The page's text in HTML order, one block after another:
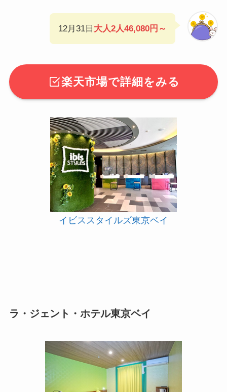
12月31日 大人2人46,080円～
楽天市場で詳細をみる
イビススタイルズ東京ベイ
ラ・ジェント・ホテル東京ベイ